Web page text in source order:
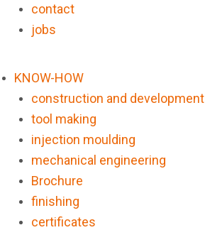
contact
jobs
KNOW-HOW
construction and development
tool making
injection moulding
mechanical engineering
Brochure
finishing
certificates